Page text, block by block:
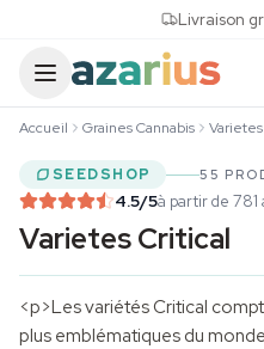
Livraison
Accueil Graines Cannabis Varietes
SEEDSHOP 55
4.5/5à partir de 781
Varietes Critical
<p>Les variétés Critical
plus emblématiques du